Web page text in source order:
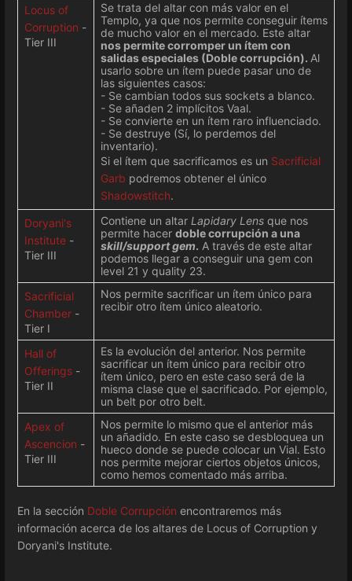
Locus of
Corruption -
Tier III
Se trata del altar con más valor en el
Templo, ya que nos permite conseguir ítems
de mucho valor en el mercado. Este altar
nos permite corromper un ítem con
salidas especiales (Doble corrupción). Al
usarlo sobre un ítem puede pasar uno de
las siguientes casos:
- Se cambian todos sus sockets a blanco.
- Se añaden 2 implícitos Vaal.
- Se convierte en un ítem raro influenciado.
- Se destruye (Sí, lo perdemos del
inventario).
Si el ítem que sacrificamos es un Sacrificial
Garb podremos obtener el único
Shadowstitch.
Doryani's
Institute -
Tier III
Contiene un altar Lapidary Lens que nos
permite hacer doble corrupción a una
skill/support gem. A través de este altar
podemos llegar a conseguir una gem con
level 21 y quality 23.
Sacrificial
Chamber -
Tier I
Nos permite sacrificar un ítem único para
recibir otro ítem único aleatorio.
Hall of
Offerings -
Tier II
Es la evolución del anterior. Nos permite
sacrificar un ítem único para recibir otro
ítem único, pero en este caso será de la
misma clase que el sacrificado. Por ejemplo,
un belt por otro belt.
Apex of
Ascencion -
Tier III
Nos permite lo mismo que el anterior más
un añadido. En este caso se desbloquea un
hueco donde se puede colocar un Vial. Esto
nos permite mejorar ciertos objetos únicos,
como hemos comentado más arriba.
En la sección Doble Corrupción encontraremos más
información acerca de los altares de Locus of Corruption y
Doryani's Institute.